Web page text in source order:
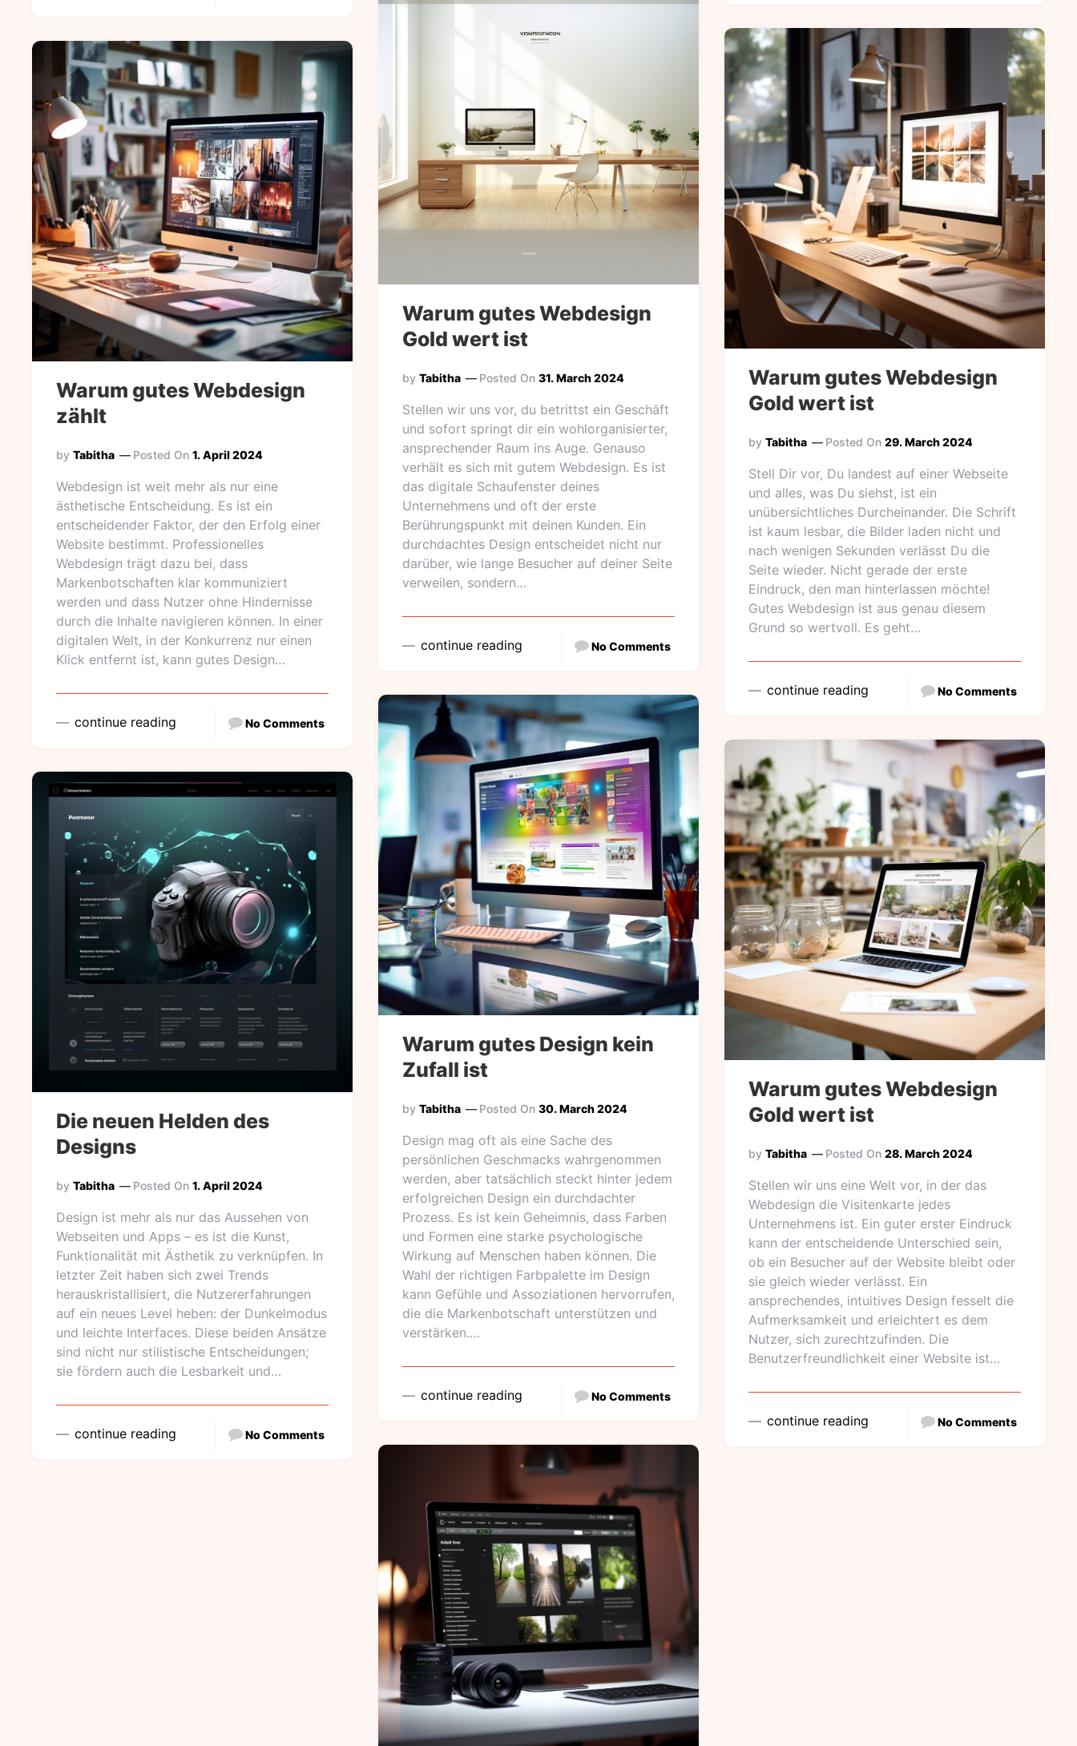
Warum gutes Webdesign
zählt
by Tabitha Posted On 1. April 2024
Webdesign ist weit mehr als nur eine
ästhetische Entscheidung. Es ist ein
entscheidender Faktor, der den Erfolg einer
Website bestimmt. Professionelles
Webdesign trägt dazu bei, dass
Markenbotschaften klar kommuniziert
werden und dass Nutzer ohne Hindernisse
durch die Inhalte navigieren können. In einer
digitalen Welt, in der Konkurrenz nur einen
Klick entfernt ist, kann gutes Design…
continue reading No Comments
Die neuen Helden des
Designs
by Tabitha Posted On 1. April 2024
Design ist mehr als nur das Aussehen von
Webseiten und Apps – es ist die Kunst,
Funktionalität mit Ästhetik zu verknüpfen. In
letzter Zeit haben sich zwei Trends
herauskristallisiert, die Nutzererfahrungen
auf ein neues Level heben: der Dunkelmodus
und leichte Interfaces. Diese beiden Ansätze
sind nicht nur stilistische Entscheidungen;
sie fördern auch die Lesbarkeit und…
continue reading No Comments
Warum gutes Webdesign
Gold wert ist
by Tabitha Posted On 31. March 2024
Stellen wir uns vor, du betrittst ein Geschäft
und sofort springt dir ein wohlorganisierter,
ansprechender Raum ins Auge. Genauso
verhält es sich mit gutem Webdesign. Es ist
das digitale Schaufenster deines
Unternehmens und oft der erste
Berührungspunkt mit deinen Kunden. Ein
durchdachtes Design entscheidet nicht nur
darüber, wie lange Besucher auf deiner Seite
verweilen, sondern…
continue reading No Comments
Warum gutes Design kein
Zufall ist
by Tabitha Posted On 30. March 2024
Design mag oft als eine Sache des
persönlichen Geschmacks wahrgenommen
werden, aber tatsächlich steckt hinter jedem
erfolgreichen Design ein durchdachter
Prozess. Es ist kein Geheimnis, dass Farben
und Formen eine starke psychologische
Wirkung auf Menschen haben können. Die
Wahl der richtigen Farbpalette im Design
kann Gefühle und Assoziationen hervorrufen,
die die Markenbotschaft unterstützen und
verstärken.…
continue reading No Comments
Warum gutes Webdesign
Gold wert ist
by Tabitha Posted On 29. March 2024
Stell Dir vor, Du landest auf einer Webseite
und alles, was Du siehst, ist ein
unübersichtliches Durcheinander. Die Schrift
ist kaum lesbar, die Bilder laden nicht und
nach wenigen Sekunden verlässt Du die
Seite wieder. Nicht gerade der erste
Eindruck, den man hinterlassen möchte!
Gutes Webdesign ist aus genau diesem
Grund so wertvoll. Es geht…
continue reading No Comments
Warum gutes Webdesign
Gold wert ist
by Tabitha Posted On 28. March 2024
Stellen wir uns eine Welt vor, in der das
Webdesign die Visitenkarte jedes
Unternehmens ist. Ein guter erster Eindruck
kann der entscheidende Unterschied sein,
ob ein Besucher auf der Website bleibt oder
sie gleich wieder verlässt. Ein
ansprechendes, intuitives Design fesselt die
Aufmerksamkeit und erleichtert es dem
Nutzer, sich zurechtzufinden. Die
Benutzerfreundlichkeit einer Website ist…
continue reading No Comments